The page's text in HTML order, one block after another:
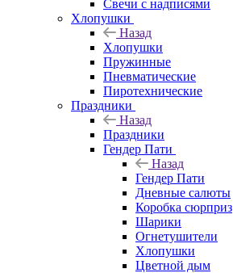
Свечи с надписями
Хлопушки
Назад
Хлопушки
Пружинные
Пневматические
Пиротехнические
Праздники
Назад
Праздники
Гендер Пати
Назад
Гендер Пати
Дневные салюты
Коробка сюрприз
Шарики
Огнетушители
Хлопушки
Цветной дым